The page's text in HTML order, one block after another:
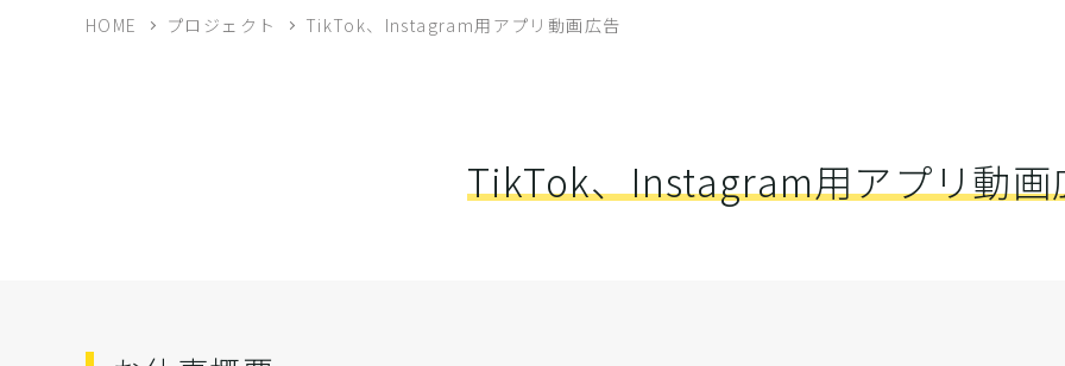
HOME プロジェクト TikTok、Instagram用アプリ動画広告
TikTok、Instagram用アプリ動画